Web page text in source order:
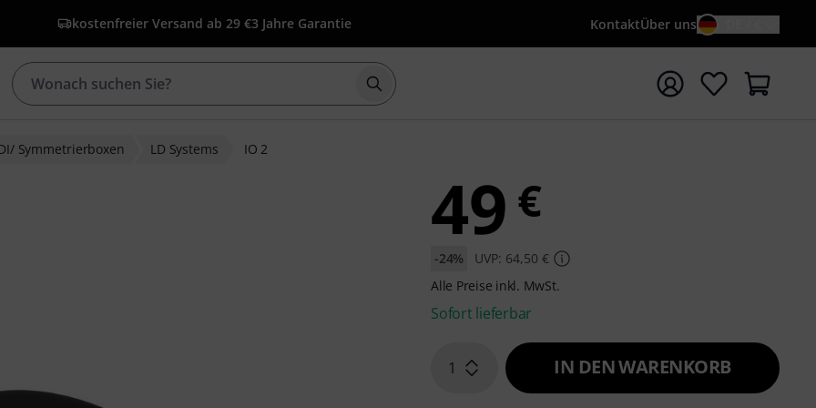
kostenfreier Versand ab 29 €3 Jahre Garantie KontaktÜber uns
Suche mit Suchwort {searchTerm} starten
Symmetrierboxen LD Systems IO 2
49 €
-24%
UVP: 64,50 €
Alle Preise inkl. MwSt.
Sofort lieferbar
1 IN DEN WARENKORB